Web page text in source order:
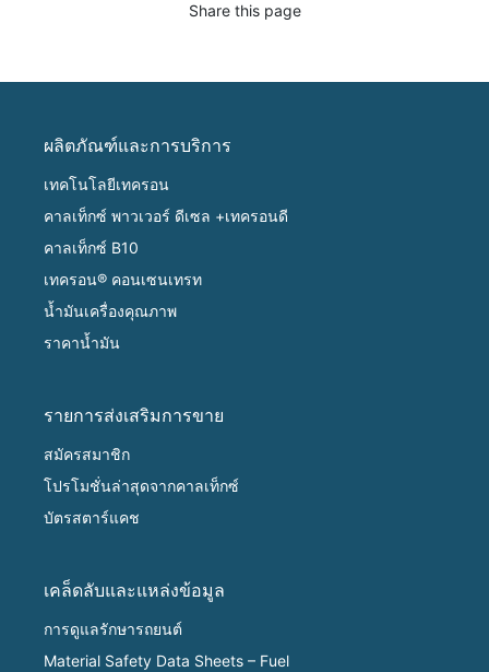
Share this page
ผลิตภัณฑ์และการบริการ
เทคโนโลยีเทครอน
คาลเท็กซ์ พาวเวอร์ ดีเซล +เทครอนดี
คาลเท็กซ์ B10
เทครอน® คอนเซนเทรท
น้ำมันเครื่องคุณภาพ
ราคาน้ำมัน
รายการส่งเสริมการขาย
สมัครสมาชิก
โปรโมชั่นล่าสุดจากคาลเท็กซ์
บัตรสตาร์แคช
เคล็ดลับและแหล่งข้อมูล
การดูแลรักษารถยนต์
Material Safety Data Sheets – Fuel